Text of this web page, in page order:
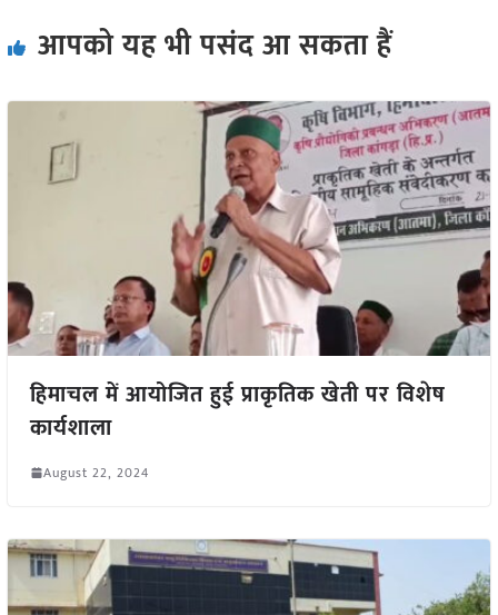
आपको यह भी पसंद आ सकता हैं
हिमाचल में आयोजित हुई प्राकृतिक खेती पर विशेष
कार्यशाला
August 22, 2024